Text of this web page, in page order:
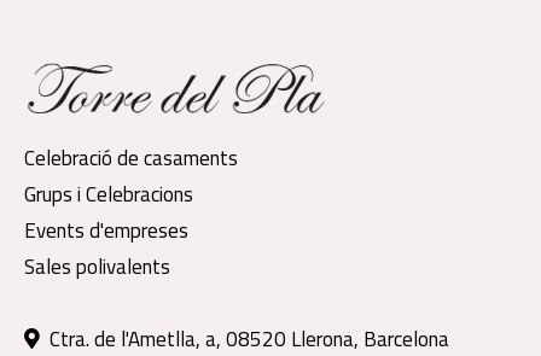
Celebració de casaments
Grups i Celebracions
Events d'empreses
Sales polivalents
Ctra. de l'Ametlla, a, 08520 Llerona, Barcelona